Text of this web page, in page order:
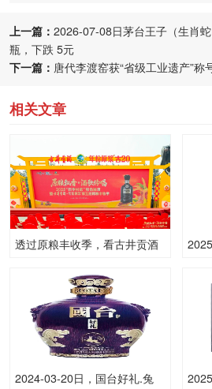
上一篇： 2026-07-08日茅台王子（生肖
瓶，下跌 5元
下一篇： 唐代李渡窑获“省级工业遗产”称
相关文章
透过原粮丰收季，看古井贡酒
瓶
2024-03-20日，国台好礼.兔